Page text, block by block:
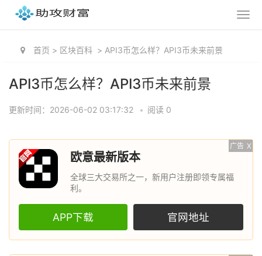
首页 > 区块百科 > API3币怎么样？API3币未来前景
API3币怎么样？API3币未来前景
更新时间：2026-06-02 03:17:32 • 阅读 0
广告 X
欧意最新版本
全球三大交易所之一，新用户注册即领专属福
利。
APP下载 官网地址